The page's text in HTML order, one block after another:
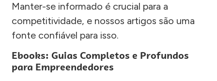
Manter-se informado é crucial para a
competitividade, e nossos artigos são uma
fonte confiável para isso.
Ebooks: Guias Completos e Profundos
para Empreendedores